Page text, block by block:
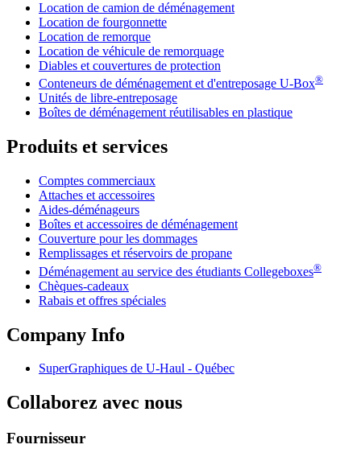
Location de camion de déménagement
Location de fourgonnette
Location de remorque
Location de véhicule de remorquage
Diables et couvertures de protection
Conteneurs de déménagement et d'entreposage U-Box®
Unités de libre-entreposage
Boîtes de déménagement réutilisables en plastique
Produits et services
Comptes commerciaux
Attaches et accessoires
Aides-déménageurs
Boîtes et accessoires de déménagement
Couverture pour les dommages
Remplissages et réservoirs de propane
Déménagement au service des étudiants Collegeboxes®
Chèques-cadeaux
Rabais et offres spéciales
Company Info
SuperGraphiques de U-Haul - Québec
Collaborez avec nous
Fournisseur